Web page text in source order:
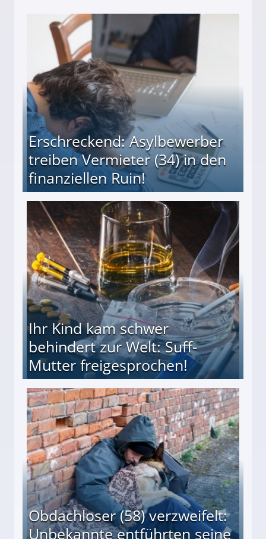
Erschreckend: Asylbewerber
treiben Vermieter (34) in den
finanziellen Ruin!
(34) in den finanziellen Ruin!
Ihr Kind kam schwer
behindert zur Welt: Suff-
Mutter freigesprochen!
Mutter freigesprochen!
Obdachloser (58) verzweifelt:
Unbekannte entführten seine